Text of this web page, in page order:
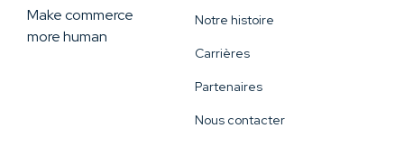
Make commerce
more human
Notre histoire
Carrières
Partenaires
Nous contacter